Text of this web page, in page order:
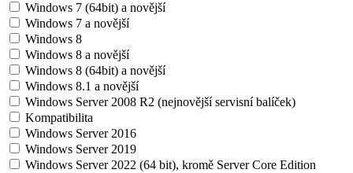
Windows 7 (64bit) a novější
Windows 7 a novější
Windows 8
Windows 8 a novější
Windows 8 (64bit) a novější
Windows 8.1 a novější
Windows Server 2008 R2 (nejnovější servisní balíček)
Kompatibilita
Windows Server 2016
Windows Server 2019
Windows Server 2022 (64 bit), kromě Server Core Edition